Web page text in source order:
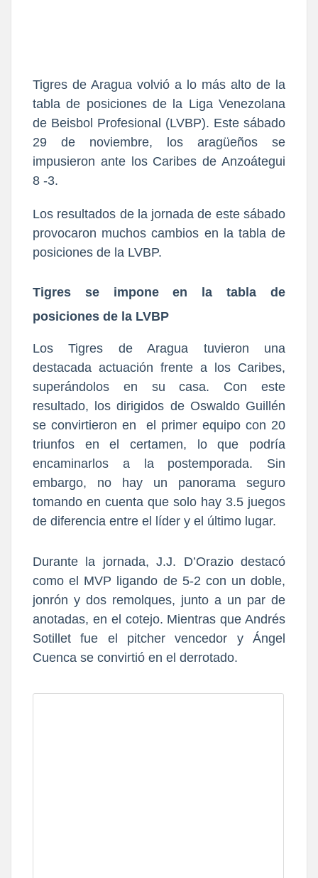
Tigres de Aragua volvió a lo más alto de la
tabla de posiciones de la Liga Venezolana
de Beisbol Profesional (LVBP). Este sábado
29 de noviembre, los aragüeños se
impusieron ante los Caribes de Anzoátegui
8 -3.
Los resultados de la jornada de este sábado
provocaron muchos cambios en la tabla de
posiciones de la LVBP.
Tigres se impone en la tabla de
posiciones de la LVBP
Los Tigres de Aragua tuvieron una
destacada actuación frente a los Caribes,
superándolos en su casa. Con este
resultado, los dirigidos de Oswaldo Guillén
se convirtieron en el primer equipo con 20
triunfos en el certamen, lo que podría
encaminarlos a la postemporada. Sin
embargo, no hay un panorama seguro
tomando en cuenta que solo hay 3.5 juegos
de diferencia entre el líder y el último lugar.
Durante la jornada, J.J. D’Orazio destacó
como el MVP ligando de 5-2 con un doble,
jonrón y dos remolques, junto a un par de
anotadas, en el cotejo. Mientras que Andrés
Sotillet fue el pitcher vencedor y Ángel
Cuenca se convirtió en el derrotado.